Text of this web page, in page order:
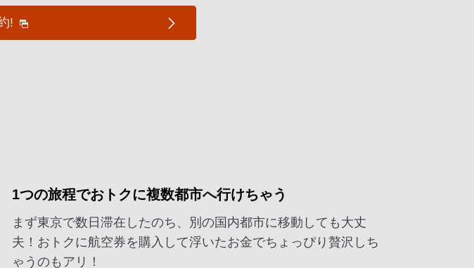
!
1つの旅程でおトクに複数都市へ行けちゃう
まず東京で数日滞在したのち、別の国内都市に移動しても大丈
夫！おトクに航空券を購入して浮いたお金でちょっぴり贅沢しち
ゃうのもアリ！